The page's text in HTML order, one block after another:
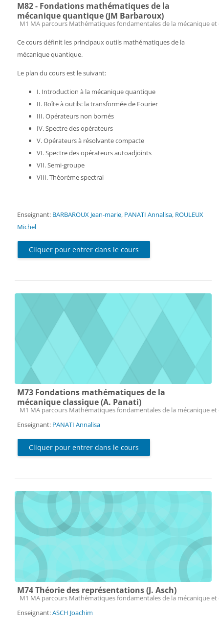
M82 - Fondations mathématiques de la
mécanique quantique (JM Barbaroux)
Catégorie de cours
M1 MA parcours Mathématiques fondamentales de la mécanique
Ce cours définit les principaux outils mathématiques de la
mécanique quantique.
Le plan du cours est le suivant:
I. Introduction à la mécanique quantique
II. Boîte à outils: la transformée de Fourier
III. Opérateurs non bornés
IV. Spectre des opérateurs
V. Opérateurs à résolvante compacte
VI. Spectre des opérateurs autoadjoints
VII. Semi-groupe
VIII. Théorème spectral
Enseignant: BARBAROUX Jean-marie, PANATI Annalisa, ROULEUX
Michel
Cliquer pour entrer dans le cours
M73 Fondations mathématiques de la
mécanique classique (A. Panati)
Catégorie de cours
M1 MA parcours Mathématiques fondamentales de la mécanique
Enseignant: PANATI Annalisa
Cliquer pour entrer dans le cours
M74 Théorie des représentations (J. Asch)
Catégorie de cours
M1 MA parcours Mathématiques fondamentales de la mécanique
Enseignant:ASCH Joachim